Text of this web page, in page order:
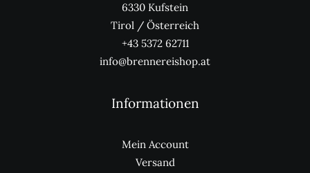
6330 Kufstein
Tirol / Österreich
+43 5372 62711
info@brennereishop.at
Informationen
Mein Account
Versand